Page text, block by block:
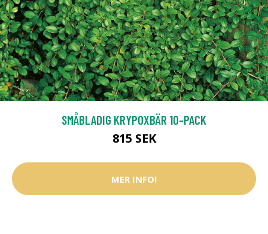
SMÅBLADIG KRYPOXBÄR 10-PACK
815 SEK
MER INFO!